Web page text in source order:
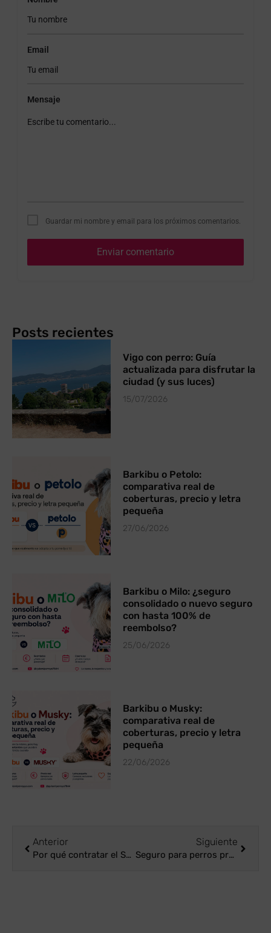
Email
Mensaje
Guardar mi nombre y email para los próximos comentarios.
Enviar comentario
Posts recientes
Vigo con perro: Guía
actualizada para disfrutar la
ciudad (y sus luces)
15/07/2026
Barkibu o Petolo:
comparativa real de
coberturas, precio y letra
pequeña
27/06/2026
Barkibu o Milo: ¿seguro
consolidado o nuevo seguro
con hasta 100% de
reembolso?
25/06/2026
Barkibu o Musky:
comparativa real de
coberturas, precio y letra
pequeña
22/06/2026
Anterior
Por qué contratar el Seguro para perros Mapfre
Siguiente
Seguro para perros precio, ¿cuánto cuesta proteger a tu perro en España este 2026?